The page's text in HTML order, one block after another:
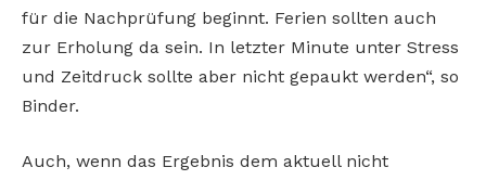
für die Nachprüfung beginnt. Ferien sollten auch
zur Erholung da sein. In letzter Minute unter Stress
und Zeitdruck sollte aber nicht gepaukt werden“, so
Binder.
Auch, wenn das Ergebnis dem aktuell nicht